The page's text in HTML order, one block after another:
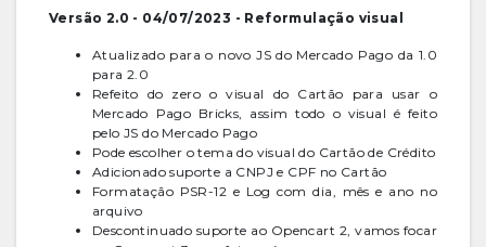
Versão 2.0 - 04/07/2023 - Reformulação visual
Atualizado para o novo JS do Mercado Pago da 1.0
para 2.0
Refeito do zero o visual do Cartão para usar o
Mercado Pago Bricks, assim todo o visual é feito
pelo JS do Mercado Pago
Pode escolher o tema do visual do Cartão de Crédito
Adicionado suporte a CNPJ e CPF no Cartão
Formatação PSR-12 e Log com dia, mês e ano no
arquivo
Descontinuado suporte ao Opencart 2, vamos focar